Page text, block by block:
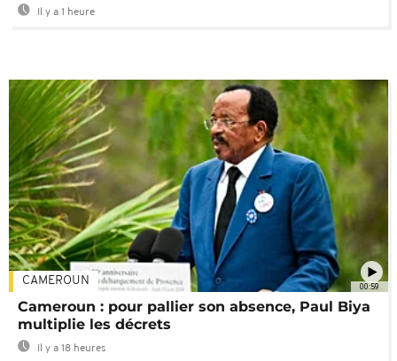
Il y a 1 heure
00:59
CAMEROUN
Cameroun : pour pallier son absence, Paul Biya
multiplie les décrets
Il y a 18 heures